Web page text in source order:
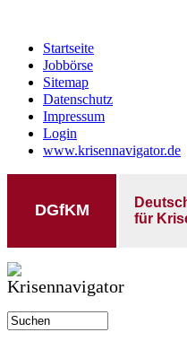
Startseite
Jobbörse
Sitemap
Datenschutz
Impressum
Login
www.krisennavigator.de
DGfKM
für